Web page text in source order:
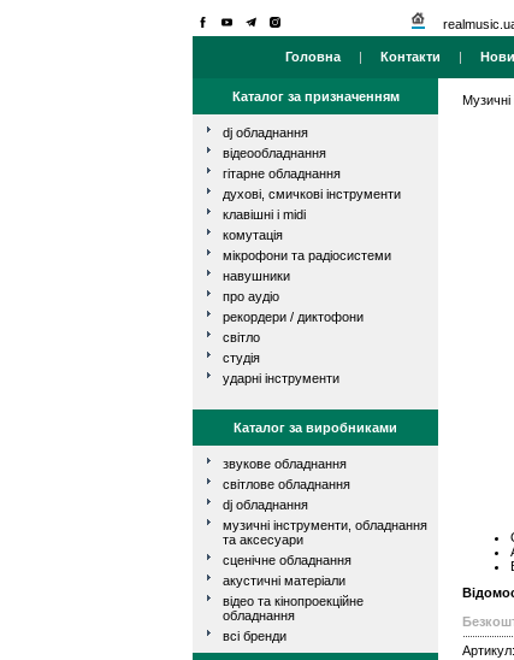
Головна | Контакти |
Каталог за призначенням
dj обладнання
відеообладнання
гітарне обладнання
духові, смичкові інструменти
клавішні і midi
комутація
мікрофони та радіосистеми
навушники
про аудіо
рекордери / диктофони
світло
студія
ударні інструменти
Каталог за виробниками
звукове обладнання
світлове обладнання
dj обладнання
музичні інструменти, обладнання
та аксесуари
сценічне обладнання
акустичні матеріали
відео та кінопроекційне
обладнання
всі бренди
Артикул: